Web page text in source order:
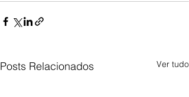
Posts Relacionados Ver tudo